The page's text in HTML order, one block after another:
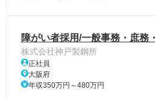
障がい者採用/一般事務・庶務
株式会社神戸製鋼所
正社員
大阪府
年収350万円～480万円